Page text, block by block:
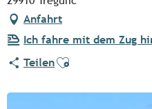
Anfahrt
Ich fahre mit dem Zug
TeilenAjouter aux favoris